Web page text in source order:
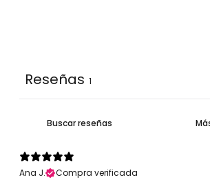
Reseñas 1
Ana J. Compra verificada